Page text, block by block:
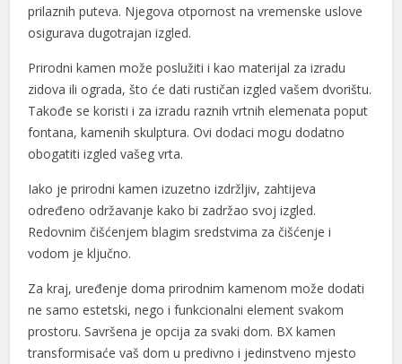
prilaznih puteva. Njegova otpornost na vremenske uslove
osigurava dugotrajan izgled.
Prirodni kamen može poslužiti i kao materijal za izradu
zidova ili ograda, što će dati rustičan izgled vašem dvorištu.
Takođe se koristi i za izradu raznih vrtnih elemenata poput
fontana, kamenih skulptura. Ovi dodaci mogu dodatno
obogatiti izgled vašeg vrta.
Iako je prirodni kamen izuzetno izdržljiv, zahtijeva
određeno održavanje kako bi zadržao svoj izgled.
Redovnim čišćenjem blagim sredstvima za čišćenje i
vodom je ključno.
Za kraj, uređenje doma prirodnim kamenom može dodati
ne samo estetski, nego i funkcionalni element svakom
prostoru. Savršena je opcija za svaki dom. BX kamen
transformisaće vaš dom u predivno i jedinstveno mjesto